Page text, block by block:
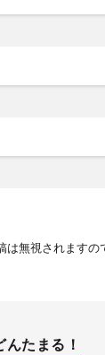
は無視されます
たまる！